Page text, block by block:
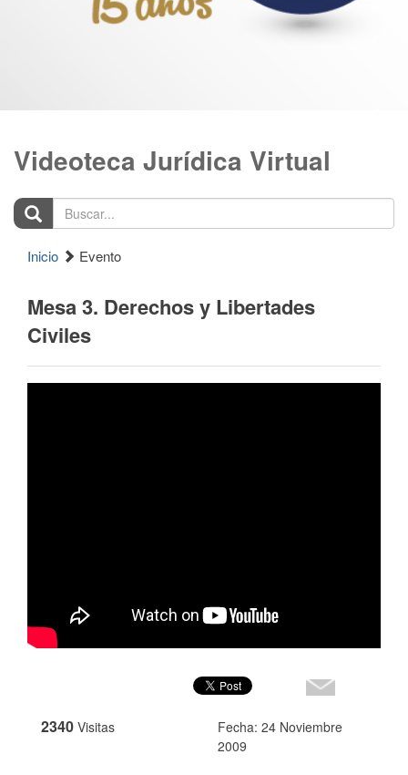
Videoteca Jurídica Virtual
Buscar...
Inicio Evento
Mesa 3. Derechos y Libertades
Civiles
2340 Visitas
Fecha: 24 Noviembre
2009